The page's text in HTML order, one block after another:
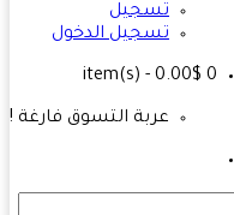
تسجيل
تسجيل الدخول
item(s)
- 0.00$
عربة التسوق فارغة !